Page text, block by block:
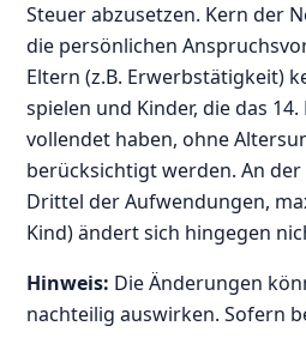
Steuer abzusetzen. Kern der
die persönlichen
Eltern (z.B. Erwerbstätigkeit)
spielen und Kinder, die das
vollendet haben, ohne
berücksichtigt werden. An der
Drittel der Aufwendungen,
Kind) ändert sich hingegen
Hinweis: Die Änderungen
nachteilig auswirken. Sofern